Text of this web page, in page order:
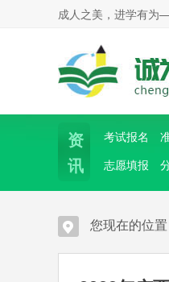
成人之美，进学有为
资
讯
考试报名
志愿填报
您现在的位置